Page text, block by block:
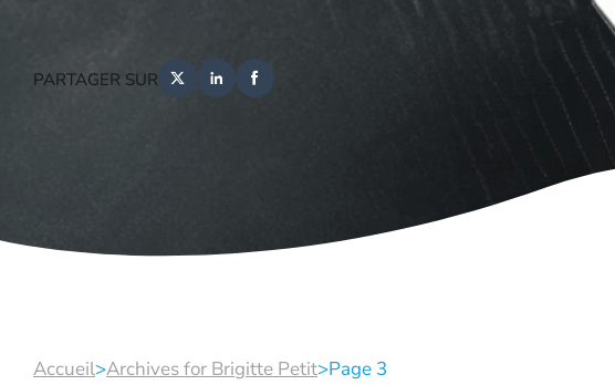
PARTAGER SUR
Accueil>Archives for Brigitte Petit>Page 3